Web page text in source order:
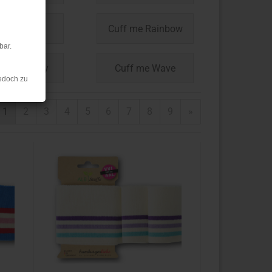
zu
Cuff me Rainbow
me Skinny Cuff me Wave
1